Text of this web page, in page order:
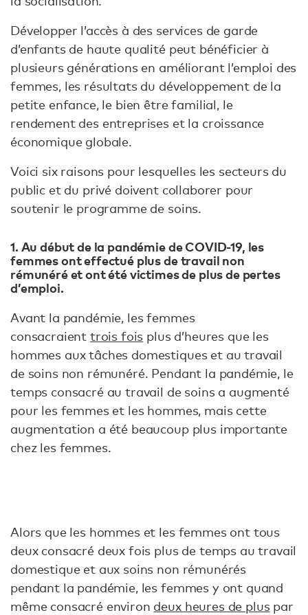
Développer l’accès à des services de garde
d’enfants de haute qualité peut bénéficier à
plusieurs générations en améliorant l’emploi des
femmes, les résultats du développement de la
petite enfance, le bien être familial, le
rendement des entreprises et la croissance
économique globale.
Voici six raisons pour lesquelles les secteurs du
public et du privé doivent collaborer pour
soutenir le programme de soins.
1. Au début de la pandémie de COVID-19, les
femmes ont effectué plus de travail non
rémunéré et ont été victimes de plus de pertes
d’emploi.
Avant la pandémie, les femmes
consacraient trois fois plus d’heures que les
hommes aux tâches domestiques et au travail
de soins non rémunéré. Pendant la pandémie, le
temps consacré au travail de soins a augmenté
pour les femmes et les hommes, mais cette
augmentation a été beaucoup plus importante
chez les femmes.
Alors que les hommes et les femmes ont tous
deux consacré deux fois plus de temps au travail
domestique et aux soins non rémunérés
pendant la pandémie, les femmes y ont quand
même consacré environ deux heures de pluspar